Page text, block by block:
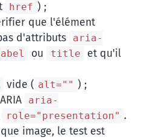
href ) ;
que l'élément
d'attributs
aria-
ou title
et qu'il
vide ( alt="" ) ;
aria-
role="presentation" .
image, le test est